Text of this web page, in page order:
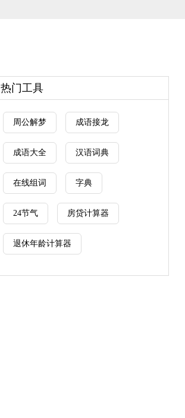
热门工具
周公解梦 成语接龙
成语大全 汉语词典
在线组词 字典
24节气 房贷计算器
退休年龄计算器